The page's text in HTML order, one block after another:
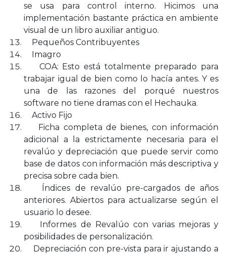
se usa para control interno. Hicimos una
implementación bastante práctica en ambiente
visual de un libro auxiliar antiguo.
Pequeños Contribuyentes
Imagro
COA: Esto está totalmente preparado para
trabajar igual de bien como lo hacía antes. Y es
una de las razones del porqué nuestros
software no tiene dramas con el Hechauka.
Activo Fijo
Ficha completa de bienes, con información
adicional a la estrictamente necesaria para el
revalúo y depreciación que puede servir como
base de datos con información más descriptiva y
precisa sobre cada bien.
Índices de revalúo pre-cargados de años
anteriores. Abiertos para actualizarse según el
usuario lo desee.
Informes de Revalúo con varias mejoras y
posibilidades de personalización.
Depreciación con pre-vista para ir ajustando a